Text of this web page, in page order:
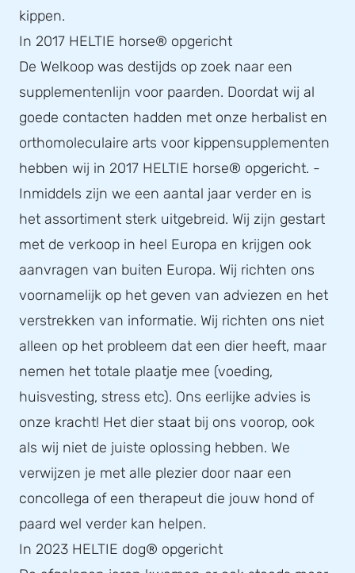
kippen.
In 2017 HELTIE horse® opgericht
De Welkoop was destijds op zoek naar een
supplementenlijn voor paarden. Doordat wij al
goede contacten hadden met onze herbalist en
orthomoleculaire arts voor kippensupplementen
hebben wij in 2017 HELTIE horse® opgericht. -
Inmiddels zijn we een aantal jaar verder en is
het assortiment sterk uitgebreid. Wij zijn gestart
met de verkoop in heel Europa en krijgen ook
aanvragen van buiten Europa. Wij richten ons
voornamelijk op het geven van adviezen en het
verstrekken van informatie. Wij richten ons niet
alleen op het probleem dat een dier heeft, maar
nemen het totale plaatje mee (voeding,
huisvesting, stress etc). Ons eerlijke advies is
onze kracht! Het dier staat bij ons voorop, ook
als wij niet de juiste oplossing hebben. We
verwijzen je met alle plezier door naar een
concollega of een therapeut die jouw hond of
paard wel verder kan helpen.
In 2023 HELTIE dog® opgericht